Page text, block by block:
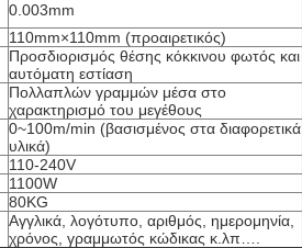
0.003mm
110mm×110mm (προαιρετικός)
Προσδιορισμός θέσης κόκκινου φωτός και
αυτόματη εστίαση
Πολλαπλών γραμμών μέσα στο
χαρακτηρισμό του μεγέθους
0~100m/min (βασισμένος στα διαφορετικά
υλικά)
110-240V
1100W
80KG
Αγγλικά, λογότυπο, αριθμός, ημερομηνία,
χρόνος, γραμμωτός κώδικας κ.λπ….